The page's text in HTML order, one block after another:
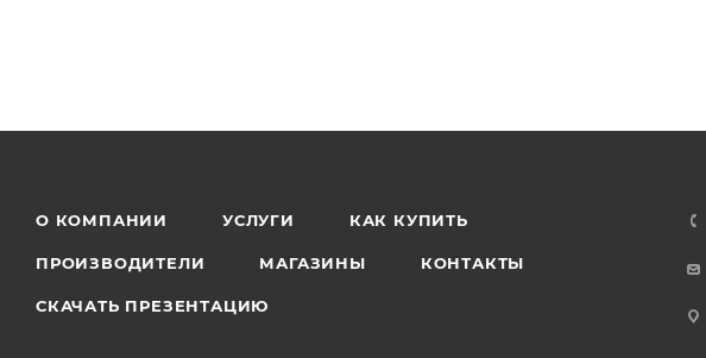
О КОМПАНИИ УСЛУГИ КАК КУПИТЬ
ПРОИЗВОДИТЕЛИ МАГАЗИНЫ КОНТАКТЫ
СКАЧАТЬ ПРЕЗЕНТАЦИЮ